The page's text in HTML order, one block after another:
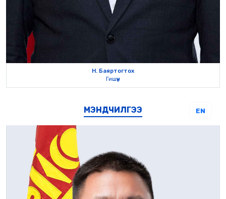
Н. Баяртогтох
Гишүүн
МЭНДЧИЛГЭЭ EN